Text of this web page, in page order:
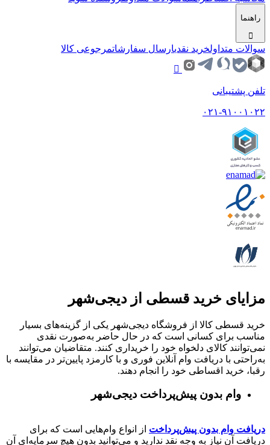
راهنما
سوالات متداولخرید نقدیارسال سفارشاتمرجوعی کالا
تلفن پشتیبانی
۰۲۱-۹۱۰۰۱۰۲۲
مزایای خرید قسطی از دیجی‌شهر
خرید قسطی کالا از فروشگاه دیجی‌شهر یکی از گزینه‌های بسیار
مناسب برای کسانی است که در حال حاضر به‌صورت نقدی
نمی‌توانند کالای دلخواه خود را خریداری کنند. متقاضیان می‌توانند
به‌راحتی با دریافت وام آنلاین فوری و با کارمزد پایین‌تر در مقایسه با
رقبا، خرید اقساطی خود را انجام دهند.
وام بدون پیش‌پرداخت‌ دیجی‌شهر
دریافت وام بدون پیش‌پرداخت از انواع وام‌هایی است که برای
دریافت آن نیاز به وجه نقد ندارید و می‌توانید بدون هیچ سرمایه‌ای آن